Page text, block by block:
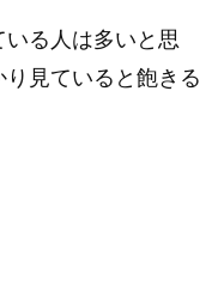
る人は多いと思
見ていると飽きる